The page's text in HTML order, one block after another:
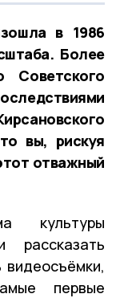
в 1986
Более
Советского
вы, рискуя
отважный
культуры
рассказать
видеосъёмки,
первые